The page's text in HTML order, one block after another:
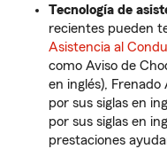
Tecnología de
recientes pueden
Asistencia al
como Aviso de
en inglés),
por sus siglas en
por sus siglas en
prestaciones